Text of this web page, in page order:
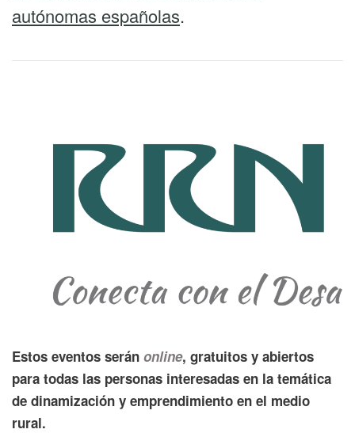
autónomas españolas.
Estos eventos serán online, gratuitos y abiertos
para todas las personas interesadas en la temática
de dinamización y emprendimiento en el medio
rural.